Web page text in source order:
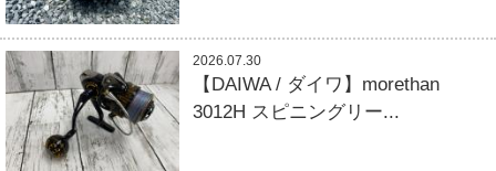
2026.07.30
【DAIWA / ダイワ】morethan
3012H スピニングリー...